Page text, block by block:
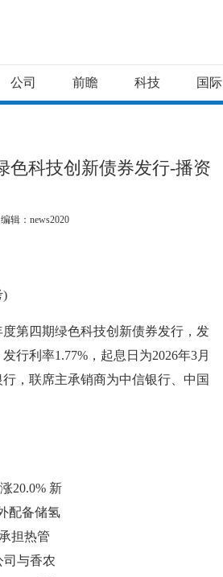
公司 前瞻 科技 国际
色科技创新债券发行-播资
编辑：news2020
)
度第四期绿色科技创新债券发行，发
行利率1.77%，起息日为2026年3月
，联席主承销商为中信银行、中国
20.0% 新
配备储氢
担热管
司与香农